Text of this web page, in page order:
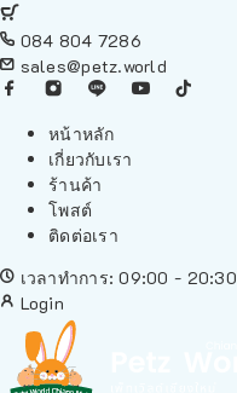
084 804 7286
sales@petz.world
หน้าหลัก
เกี่ยวกับเรา
ร้านค้า
โพสต์
ติดต่อเรา
เวลาทำการ: 09:00 - 20:30
Login